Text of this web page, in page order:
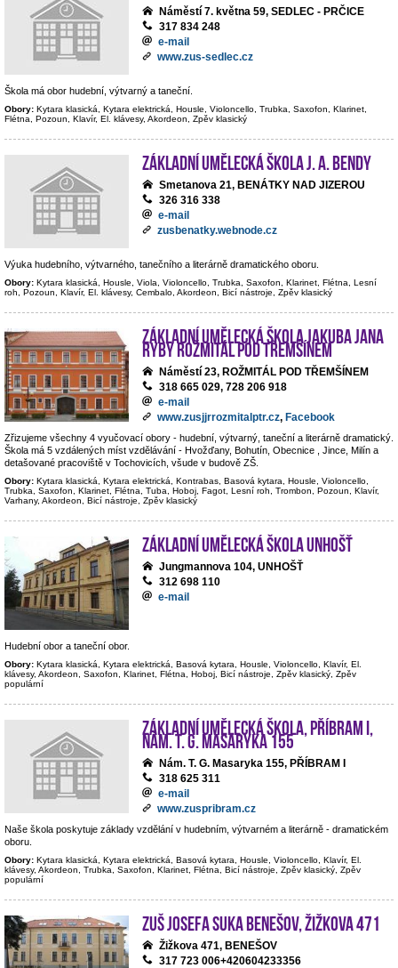
Náměstí 7. května 59, SEDLEC - PRČICE
317 834 248
e-mail
www.zus-sedlec.cz
Škola má obor hudební, výtvarný a taneční.
Obory: Kytara klasická, Kytara elektrická, Housle, Violoncello, Trubka, Saxofon, Klarinet,
Flétna, Pozoun, Klavír, El. klávesy, Akordeon, Zpěv klasický
Základní umělecká škola J. A. Bendy
Smetanova 21, BENÁTKY NAD JIZEROU
326 316 338
e-mail
zusbenatky.webnode.cz
Výuka hudebního, výtvarného, tanečního a literárně dramatického oboru.
Obory: Kytara klasická, Housle, Viola, Violoncello, Trubka, Saxofon, Klarinet, Flétna, Lesní
roh, Pozoun, Klavír, El. klávesy, Cembalo, Akordeon, Bicí nástroje, Zpěv klasický
Základní umělecká škola Jakuba Jana
Ryby Rožmitál pod Třemšínem
Náměstí 23, ROŽMITÁL POD TŘEMŠÍNEM
318 665 029, 728 206 918
e-mail
www.zusjjrrozmitalptr.cz, Facebook
Zřizujeme všechny 4 vyučovací obory - hudební, výtvarný, taneční a literárně dramatický.
Škola má 5 vzdálených míst vzdělávání - Hvožďany, Bohutín, Obecnice , Jince, Milín a
detašované pracoviště v Tochovicích, všude v budově ZŠ.
Obory: Kytara klasická, Kytara elektrická, Kontrabas, Basová kytara, Housle, Violoncello,
Trubka, Saxofon, Klarinet, Flétna, Tuba, Hoboj, Fagot, Lesní roh, Trombon, Pozoun, Klavír,
Varhany, Akordeon, Bicí nástroje, Zpěv klasický
Základní umělecká škola Unhošť
Jungmannova 104, UNHOŠŤ
312 698 110
e-mail
Hudební obor a taneční obor.
Obory: Kytara klasická, Kytara elektrická, Basová kytara, Housle, Violoncello, Klavír, El.
klávesy, Akordeon, Saxofon, Klarinet, Flétna, Hoboj, Bicí nástroje, Zpěv klasický, Zpěv
populární
Základní umělecká škola, Příbram I,
nám. T. G. Masaryka 155
Nám. T. G. Masaryka 155, PŘÍBRAM I
318 625 311
e-mail
www.zuspribram.cz
Naše škola poskytuje základy vzdělání v hudebním, výtvarném a literárně - dramatickém
oboru.
Obory: Kytara klasická, Kytara elektrická, Basová kytara, Housle, Violoncello, Klavír, El.
klávesy, Akordeon, Trubka, Saxofon, Klarinet, Flétna, Bicí nástroje, Zpěv klasický, Zpěv
populární
ZUŠ Josefa Suka Benešov, Žižkova 471
Žižkova 471, BENEŠOV
317 723 006+420604233356